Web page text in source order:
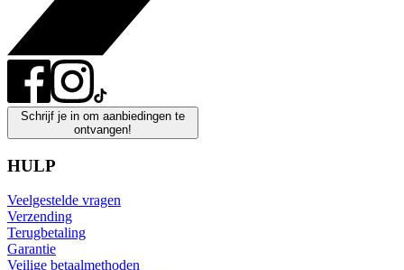
Schrijf je in om aanbiedingen te
ontvangen!
HULP
Veelgestelde vragen
Verzending
Terugbetaling
Garantie
Veilige betaalmethoden